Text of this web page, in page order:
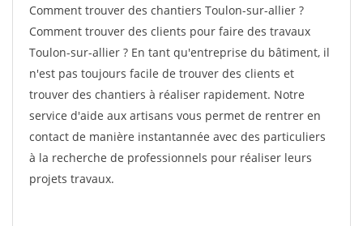
Comment trouver des chantiers Toulon-sur-allier ?
Comment trouver des clients pour faire des travaux
Toulon-sur-allier ? En tant qu'entreprise du bâtiment, il
n'est pas toujours facile de trouver des clients et
trouver des chantiers à réaliser rapidement. Notre
service d'aide aux artisans vous permet de rentrer en
contact de manière instantannée avec des particuliers
à la recherche de professionnels pour réaliser leurs
projets travaux.